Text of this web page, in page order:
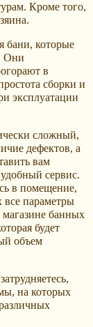
Кроме того,
бани, которые
Они
в
сборки и
эксплуатации
сложный,
дефектов, а
вам
сервис.
в помещение,
все параметры
банных
будет
объем
на которых